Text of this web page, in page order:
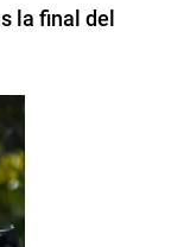
la final del